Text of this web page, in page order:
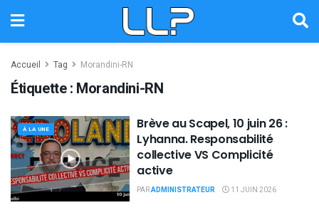
Accueil Tag Morandini-RN
Étiquette : Morandini-RN
À LA UNE
Brève au Scapel, 10 juin 26 :
Lyhanna. Responsabilité
collective VS Complicité
active
PARADMINISTRATEUR 11 JUIN 2026